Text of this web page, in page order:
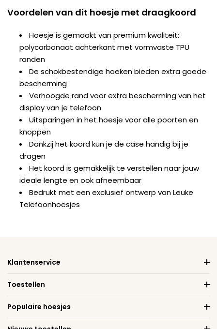
Voordelen van dit hoesje met draagkoord
Hoesje is gemaakt van premium kwaliteit:
polycarbonaat achterkant met vormvaste TPU
randen
De schokbestendige hoeken bieden extra goede
bescherming
Verhoogde rand voor extra bescherming van het
display van je telefoon
Uitsparingen in het hoesje voor alle poorten en
knoppen
Dankzij het koord kun je de case handig bij je
dragen
Het koord is gemakkelijk te verstellen naar jouw
ideale lengte en ook afneembaar
Bedrukt met een exclusief ontwerp van Leuke
Telefoonhoesjes
Klantenservice
Toestellen
Populaire hoesjes